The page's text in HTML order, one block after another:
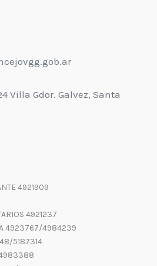
Villa Gdor. Galvez, Santa
4921909
4921237
4923767/4984239
5187314
4983388